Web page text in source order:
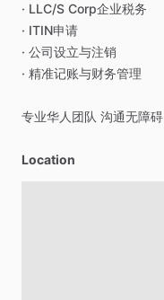
· LLC​/​S Corp企业税务
· ITIN申请
· 公司设立与注销
· 精准记账与财务管理
专业华人团队 沟通无障碍
Location